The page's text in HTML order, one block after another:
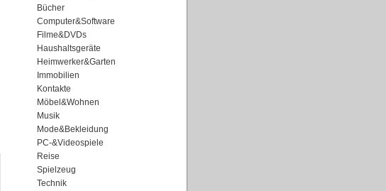
Bücher
Computer&Software
Filme&DVDs
Haushaltsgeräte
Heimwerker&Garten
Immobilien
Kontakte
Möbel&Wohnen
Musik
Mode&Bekleidung
PC-&Videospiele
Reise
Spielzeug
Technik